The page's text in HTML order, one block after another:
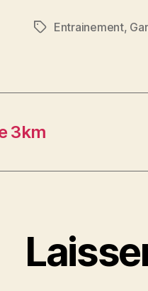
Étiquettes
Entrainement,
3km